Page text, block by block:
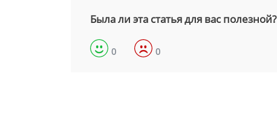
Была ли эта статья для вас полезной?
0 0